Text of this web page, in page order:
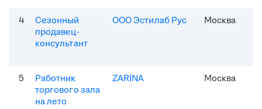
4
Сезонный
продавец-
консультант
ООО Эстилаб Рус Москва
5
Работник
торгового зала
на лето
ZARINA Москва